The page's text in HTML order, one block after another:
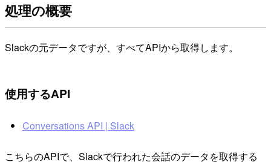
処理の概要
Slackの元データですが、すべてAPIから取得します。
使用するAPI
Conversations API | Slack
こちらのAPIで、Slackで行われた会話のデータを取得する